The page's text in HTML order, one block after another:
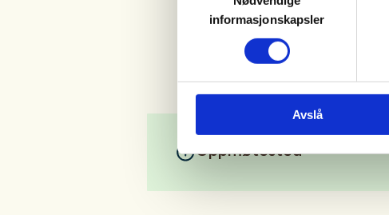
informasjonskapsler
Avslå
Oppmøtested